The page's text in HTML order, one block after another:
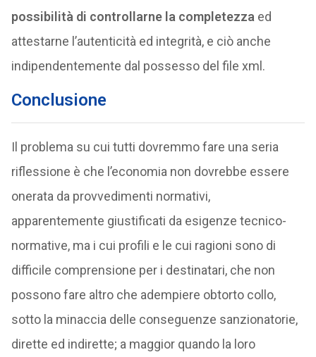
possibilità di controllarne la completezza ed
attestarne l’autenticità ed integrità, e ciò anche
indipendentemente dal possesso del file xml.
Conclusione
Il problema su cui tutti dovremmo fare una seria
riflessione è che l’economia non dovrebbe essere
onerata da provvedimenti normativi,
apparentemente giustificati da esigenze tecnico-
normative, ma i cui profili e le cui ragioni sono di
difficile comprensione per i destinatari, che non
possono fare altro che adempiere obtorto collo,
sotto la minaccia delle conseguenze sanzionatorie,
dirette ed indirette; a maggior quando la loro